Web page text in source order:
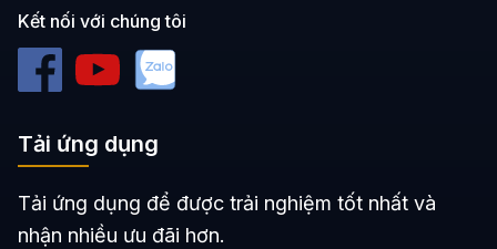
Kết nối với chúng tôi
Tải ứng dụng
Tải ứng dụng để được trải nghiệm tốt nhất và
nhận nhiều ưu đãi hơn.